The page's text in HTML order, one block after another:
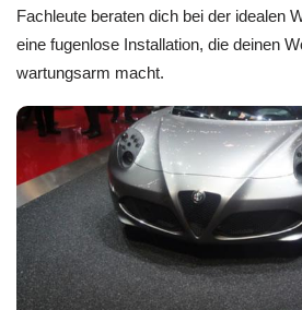
Fachleute beraten dich bei der idealen
eine fugenlose Installation, die deinen
wartungsarm macht.